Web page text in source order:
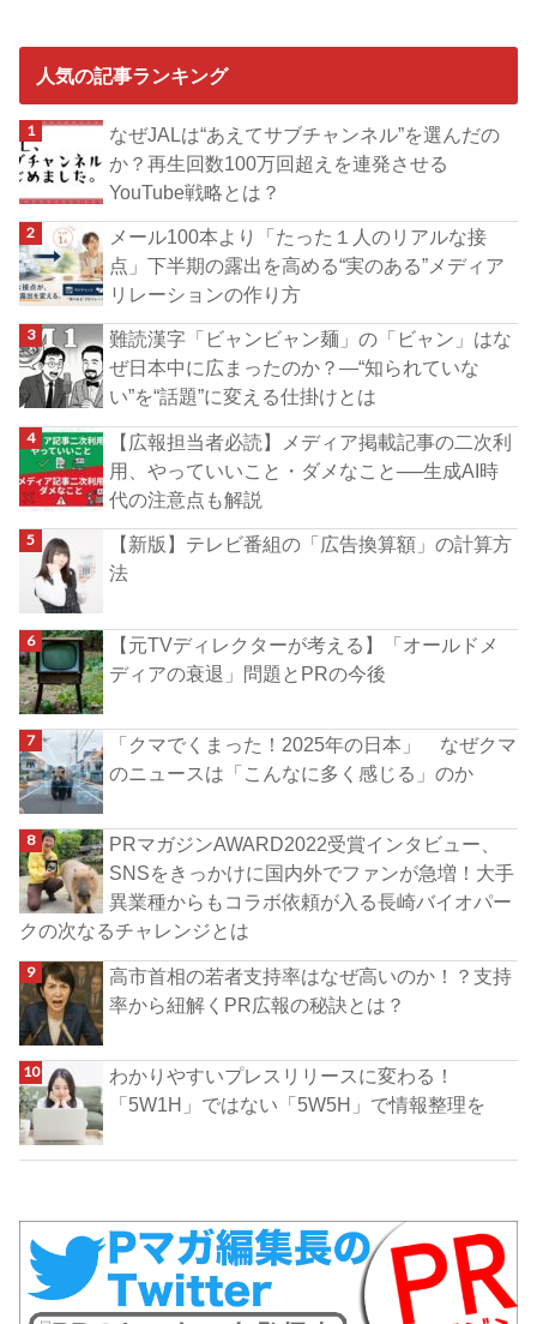
人気の記事ランキング
なぜJALは“あえてサブチャンネル”を選んだの
か？再生回数100万回超えを連発させる
YouTube戦略とは？
メール100本より「たった１人のリアルな接
点」下半期の露出を高める“実のある”メディア
リレーションの作り方
難読漢字「ビャンビャン麺」の「ビャン」はな
ぜ日本中に広まったのか？―“知られていな
い”を“話題”に変える仕掛けとは
【広報担当者必読】メディア掲載記事の二次利
用、やっていいこと・ダメなこと──生成AI時
代の注意点も解説
【新版】テレビ番組の「広告換算額」の計算方
法
【元TVディレクターが考える】「オールドメ
ディアの衰退」問題とPRの今後
「クマでくまった！2025年の日本」 なぜクマ
のニュースは「こんなに多く感じる」のか
PRマガジンAWARD2022受賞インタビュー、
SNSをきっかけに国内外でファンが急増！大手
異業種からもコラボ依頼が入る長崎バイオパー
クの次なるチャレンジとは
高市首相の若者支持率はなぜ高いのか！？支持
率から紐解くPR広報の秘訣とは？
わかりやすいプレスリリースに変わる！
「5W1H」ではない「5W5H」で情報整理を